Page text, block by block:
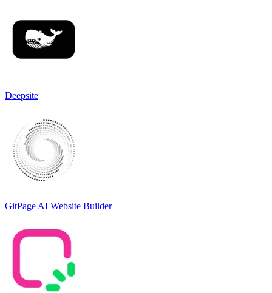
Deepsite
GitPage AI Website Builder